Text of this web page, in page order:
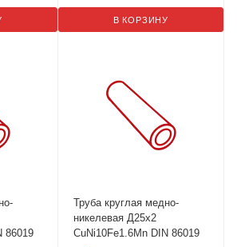
В КОРЗИНУ
86019
Труба круглая медно-
никелевая Д25х2
CuNi10Fe1.6Mn DIN 86019